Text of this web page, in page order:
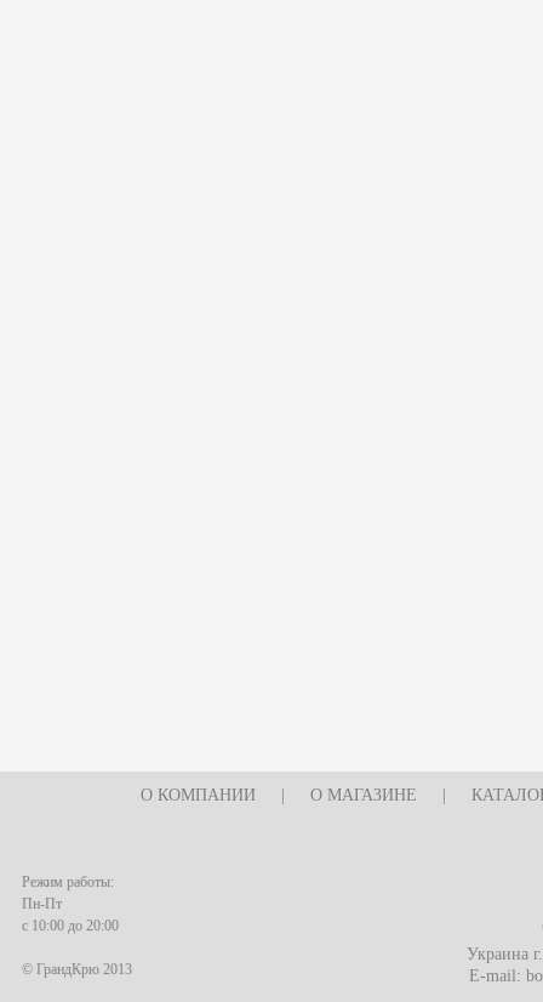
О КОМПАНИИ О МАГАЗИНЕ
Режим работы:
Пн-Пт
с 10:00 до 20:00
© ГрандКрю 2013
Украина
E-mail: